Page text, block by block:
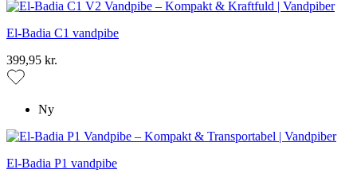
El-Badia C1 vandpibe
399,95 kr.
Ny
El-Badia P1 vandpibe